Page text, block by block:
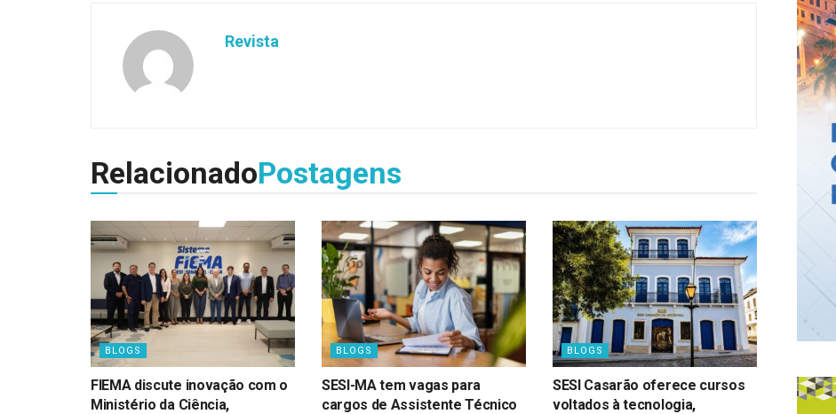
Revista
RelacionadoPostagens
BLOGS
FIEMA discute inovação com o
Ministério da Ciência,
BLOGS
SESI-MA tem vagas para
cargos de Assistente Técnico
BLOGS
SESI Casarão oferece cursos
voltados à tecnologia,